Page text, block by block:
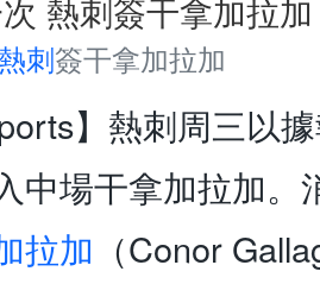
刺簽干拿加拉加
】熱刺周三以
中場干拿加拉加。
拉加 （Conor